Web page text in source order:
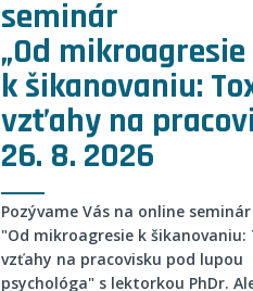
seminár
„Od mikroagresie
k šikanovaniu:
vzťahy na
26. 8. 2026
Pozývame Vás na online seminár
"Od mikroagresie k šikanovaniu:
vzťahy na pracovisku pod lupou
psychológa" s lektorkou PhDr.